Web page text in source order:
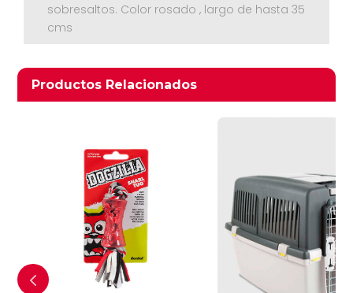
Seguir Comprando
sobresaltos. Color rosado , largo de hasta 35
cms
Productos Relacionados
Productos relacionados